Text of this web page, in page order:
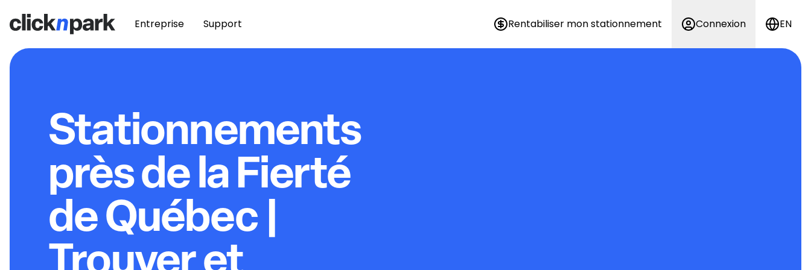
Entreprise Support Rentabiliser mon stationnement Connexion EN
Stationnements
près de la Fierté
de Québec |
Trouver et